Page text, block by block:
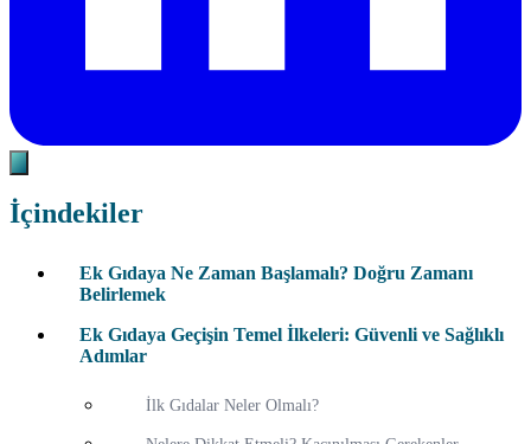
İçindekiler
Ek Gıdaya Ne Zaman Başlamalı? Doğru Zamanı
Belirlemek
Ek Gıdaya Geçişin Temel İlkeleri: Güvenli ve Sağlıklı
Adımlar
İlk Gıdalar Neler Olmalı?